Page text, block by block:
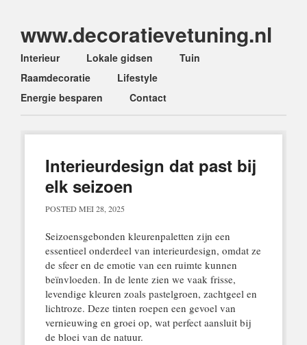
www.decoratievetuning.nl
Main menu
Skip
to
content
Interieur Lokale gidsen
Tuin
Raamdecoratie
Lifestyle
Energie besparen
Contact
Interieurdesign dat past bij
elk seizoen
POSTED MEI 28, 2025
Seizoensgebonden kleurenpaletten zijn een
essentieel onderdeel van interieurdesign, omdat ze
de sfeer en de emotie van een ruimte kunnen
beïnvloeden. In de lente zien we vaak frisse,
levendige kleuren zoals pastelgroen, zachtgeel en
lichtroze. Deze tinten roepen een gevoel van
vernieuwing en groei op, wat perfect aansluit bij
de bloei van de natuur.